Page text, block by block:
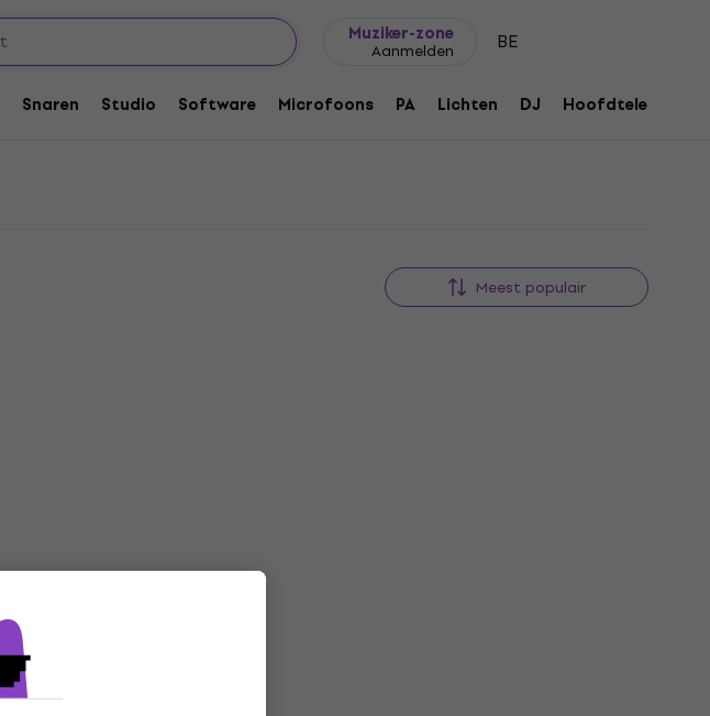
Muziker-zone
Aanmelden BE
Snaren Studio Software Microfoons PA Lichten DJ Hoofdtelefoons
Meest populair